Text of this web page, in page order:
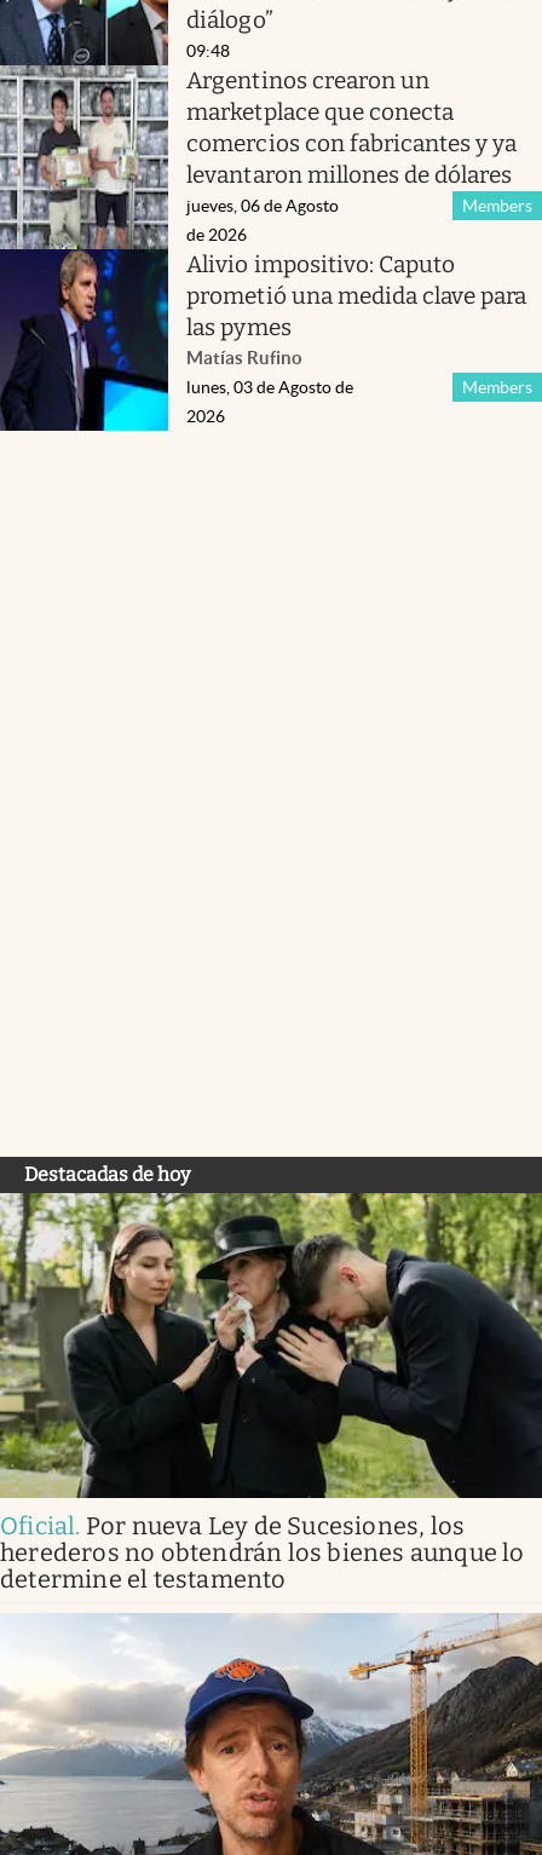
diálogo”
09:48
Argentinos crearon un
marketplace que conecta
comercios con fabricantes y ya
levantaron millones de dólares
Members
jueves, 06 de Agosto
de 2026
Alivio impositivo: Caputo
prometió una medida clave para
las pymes
Matías Rufino
Members
lunes, 03 de Agosto de
2026
Destacadas de hoy
Oficial. Por nueva Ley de Sucesiones, los
herederos no obtendrán los bienes aunque lo
determine el testamento